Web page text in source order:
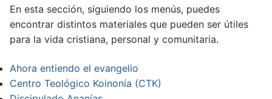
En esta sección, siguiendo los menús, puedes
encontrar distintos materiales que pueden ser útiles
para la vida cristiana, personal y comunitaria.
Ahora entiendo el evangelio
Centro Teológico Koinonía (CTK)